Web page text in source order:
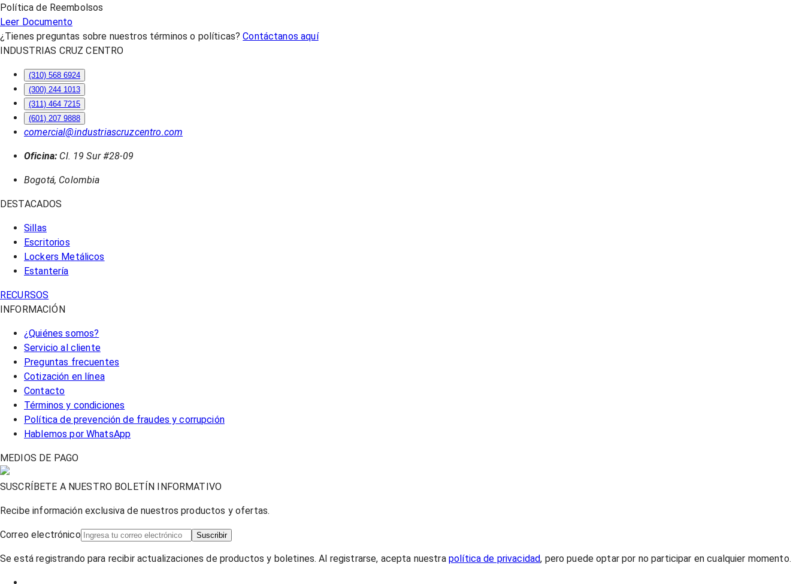
Política de Reembolsos
Leer Documento
¿Tienes preguntas sobre nuestros términos o políticas? Contáctanos aquí
INDUSTRIAS CRUZ CENTRO
(310) 568 6924
(300) 244 1013
(311) 464 7215
(601) 207 9888
comercial@industriascruzcentro.com
Oficina: Cl. 19 Sur #28-09
Bogotá, Colombia
DESTACADOS
Sillas
Escritorios
Lockers Metálicos
Estantería
RECURSOS
INFORMACIÓN
¿Quiénes somos?
Servicio al cliente
Preguntas frecuentes
Cotización en línea
Contacto
Términos y condiciones
Política de prevención de fraudes y corrupción
Hablemos por WhatsApp
MEDIOS DE PAGO
SUSCRÍBETE A NUESTRO BOLETÍN INFORMATIVO
Recibe información exclusiva de nuestros productos y ofertas.
Correo electrónico Suscribir
Se está registrando para recibir actualizaciones de productos y boletines. Al registrarse, acepta nuestra política de privacidad, pero puede optar por no participar en cualquier momento.